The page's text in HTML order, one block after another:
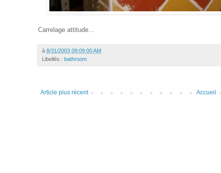
Carrelage attitude...
à 8/31/2003 09:09:00 AM
Libellés : bathroom
Article plus récent Accueil